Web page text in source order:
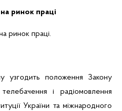
на ринок праці
ринок праці.
узгодить положення Закону
і радіомовлення
України та міжнародного